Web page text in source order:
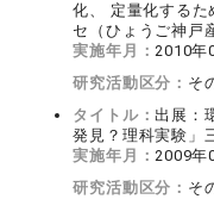
化、 定量化するた
セ（ひょうご神戸
実施年月：2010年
研究活動区分： そ
タイトル：出展：
発見？理科実験」
実施年月：2009年
研究活動区分： そ